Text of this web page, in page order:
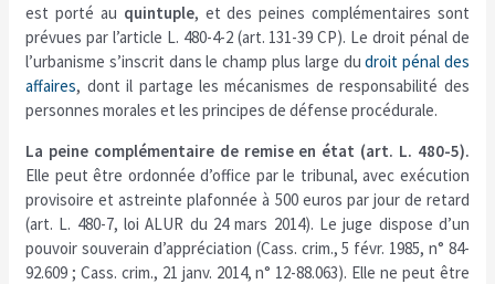
est porté au quintuple, et des peines complémentaires sont
prévues par l’article L. 480-4-2 (art. 131-39 CP). Le droit pénal de
l’urbanisme s’inscrit dans le champ plus large dudroit pénal des
affaires, dont il partage les mécanismes de responsabilité des
personnes morales et les principes de défense procédurale.
La peine complémentaire de remise en état (art. L. 480-5).
Elle peut être ordonnée d’office par le tribunal, avec exécution
provisoire et astreinte plafonnée à 500 euros par jour de retard
(art. L. 480-7, loi ALUR du 24 mars 2014). Le juge dispose d’un
pouvoir souverain d’appréciation (Cass. crim., 5 févr. 1985, n° 84-
92.609 ; Cass. crim., 21 janv. 2014, n° 12-88.063). Elle ne peut être